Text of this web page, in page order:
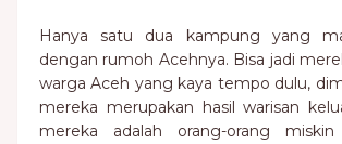
Hanya satu dua kampung yang
dengan rumoh Acehnya. Bisa jadi
warga Aceh yang kaya tempo dulu,
mereka merupakan hasil warisan
mereka adalah orang-orang